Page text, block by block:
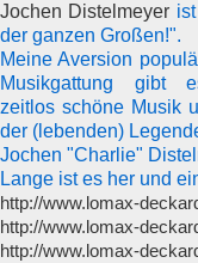
Jochen Distelmeyer
der ganzen Großen!".
Meine Aversion
Musikgattung gibt
zeitlos schöne Musik
der (lebenden)
Jochen "Charlie"
Lange ist es her und
http://www.lomax-
http://www.lomax-
http://www.lomax-